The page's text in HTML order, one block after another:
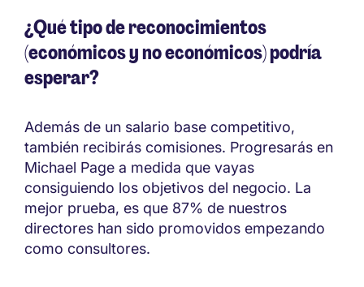
¿Qué tipo de reconocimientos
(económicos y no económicos) podría
esperar?
Además de un salario base competitivo,
también recibirás comisiones. Progresarás en
Michael Page a medida que vayas
consiguiendo los objetivos del negocio. La
mejor prueba, es que 87% de nuestros
directores han sido promovidos empezando
como consultores.